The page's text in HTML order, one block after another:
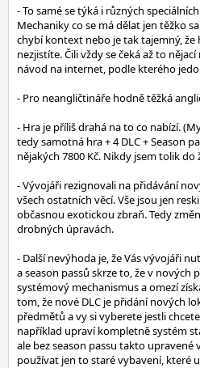
- To samé se týká i různých
Mechaniky co se má dělat jen těžko
chybí kontext nebo je tak tajemný,
nezjistíte. Čili vždy se čeká až to
návod na internet, podle kterého
- Pro neangličtináře hodně těžká
- Hra je příliš drahá na to co nabízí.
tedy samotná hra + 4 DLC + Season
nějakých 7800 Kč. Nikdy jsem tolik
- Vývojáři rezignovali na přidávání
všech ostatních věcí. Vše jsou jen
občasnou exotickou zbraň. Tedy
drobných úpravách.
- Další nevýhoda je, že Vás vývojáři
a season passů skrze to, že v nových
systémový mechanismus a omezí
tom, že nové DLC je přidání nových
předmětů a vy si vyberete jestli
například upraví kompletně systém
ale bez season passu takto upravené
používat jen to staré vybavení, které